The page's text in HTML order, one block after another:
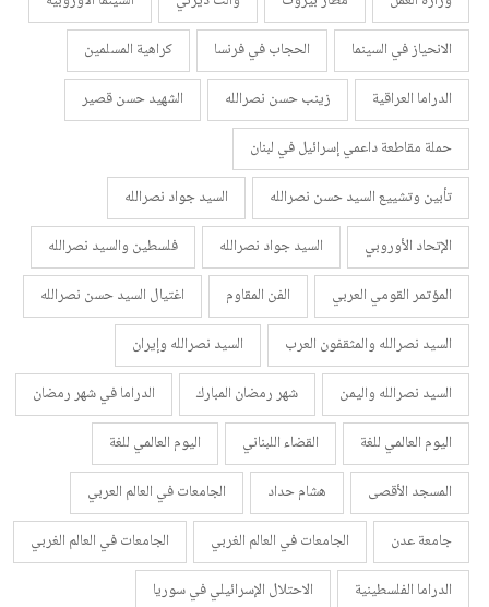
الانحياز في السينما
الحجاب في فرنسا
كراهية المسلمين
الدراما العراقية
زينب حسن نصرالله
الشهيد حسن قصير
حملة مقاطعة داعمي إسرائيل في لبنان
تأبين وتشييع السيد حسن نصرالله
السيد جواد نصرالله
الإتحاد الأوروبي
السيد جواد نصرالله
فلسطين والسيد نصرالله
المؤتمر القومي العربي
الفن المقاوم
اغتيال السيد حسن نصرالله
السيد نصرالله والمثقفون العرب
السيد نصرالله وإيران
السيد نصرالله واليمن
شهر رمضان المبارك
الدراما في شهر رمضان
اليوم العالمي للغة
القضاء اللبناني
اليوم العالمي للغة
المسجد الأقصى
هشام حداد
الجامعات في العالم العربي
جامعة عدن
الجامعات في العالم الغربي
الجامعات في العالم الغربي
الدراما الفلسطينية
الاحتلال الإسرائيلي في سوريا